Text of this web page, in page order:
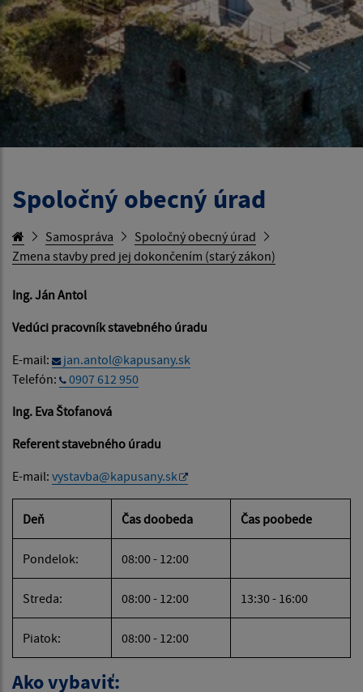
Spoločný obecný úrad
Samospráva
Spoločný obecný úrad
Zmena stavby pred jej dokončením (starý zákon)
Ing. Ján Antol
Vedúci pracovník stavebného úradu
E-mail:
jan.antol@kapusany.sk
Telefón:
0907 612 950
Ing. Eva Štofanová
Referent stavebného úradu
E-mail: vystavba@kapusany.sk
Deň Čas doobeda Čas poobede
Pondelok: 08:00 - 12:00
Streda: 08:00 - 12:00 13:30 - 16:00
Piatok: 08:00 - 12:00
Ako vybaviť: